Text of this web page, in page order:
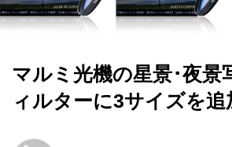
マルミ光機の星景･夜景
ィルターに3サイズを追